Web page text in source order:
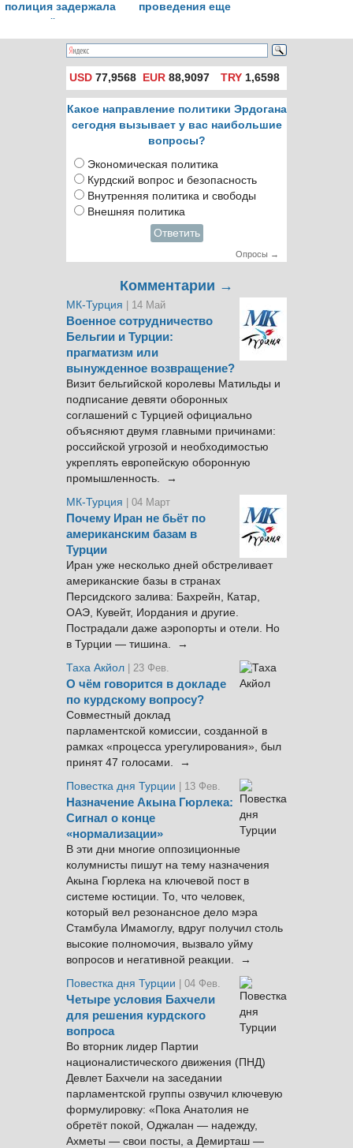
полиция задержала
репортёра газеты
Bugün
проведения еще
выборов
USD 77,9568 EUR 88,9097 TRY1,6598
Какое направление политики Эрдогана
сегодня вызывает у вас наибольшие
вопросы?
Экономическая политика
Курдский вопрос и безопасность
Внутренняя политика и свободы
Внешняя политика
Ответить
Опросы →
Комментарии →
МК-Турция | 14 Май
Военное сотрудничество
Бельгии и Турции:
прагматизм или
вынужденное возвращение?
Визит бельгийской королевы Матильды и
подписание девяти оборонных
соглашений с Турцией официально
объясняют двумя главными причинами:
российской угрозой и необходимостью
укреплять европейскую оборонную
промышленность. →
МК-Турция
| 04 Март
Почему Иран не бьёт по
американским базам в
Турции
Иран уже несколько дней обстреливает
американские базы в странах
Персидского залива: Бахрейн, Катар,
ОАЭ, Кувейт, Иордания и другие.
Пострадали даже аэропорты и отели. Но
в Турции — тишина. →
Таха Акйол | 23 Фев.
О чём говорится в докладе
по курдскому вопросу?
Совместный доклад
парламентской комиссии, созданной в
рамках «процесса урегулирования», был
принят 47 голосами. →
Повестка дня Турции
| 13 Фев.
Назначение Акына Гюрлека:
Сигнал о конце
«нормализации»
В эти дни многие оппозиционные
колумнисты пишут на тему назначения
Акына Гюрлека на ключевой пост в
системе юстиции. То, что человек,
который вел резонансное дело мэра
Стамбула Имамоглу, вдруг получил столь
высокие полномочия, вызвало уйму
вопросов и негативной реакции. →
Повестка дня Турции
| 04 Фев.
Четыре условия Бахчели
для решения курдского
вопроса
Во вторник лидер Партии
националистического движения (ПНД)
Девлет Бахчели на заседании
парламентской группы озвучил ключевую
формулировку: «Пока Анатолия не
обретёт покой, Оджалан — надежду,
Ахметы — свои посты, а Демирташ —